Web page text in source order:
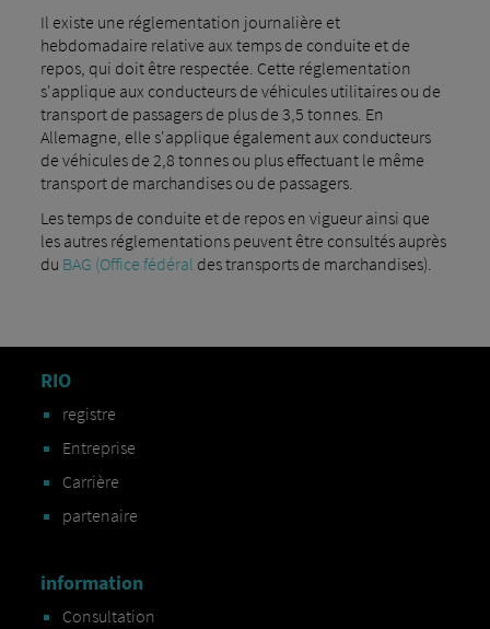
Il existe une réglementation journalière et
hebdomadaire relative aux temps de conduite et de
repos, qui doit être respectée. Cette réglementation
s'applique aux conducteurs de véhicules utilitaires ou de
transport de passagers de plus de 3,5 tonnes. En
Allemagne, elle s'applique également aux conducteurs
de véhicules de 2,8 tonnes ou plus effectuant le même
transport de marchandises ou de passagers.
Les temps de conduite et de repos en vigueur ainsi que
les autres réglementations peuvent être consultés auprès
du BAG (Office fédéral des transports de marchandises).
RIO
registre
Entreprise
Carrière
partenaire
information
Consultation